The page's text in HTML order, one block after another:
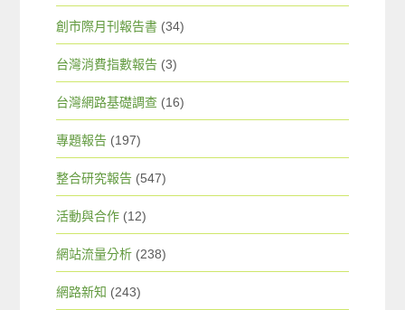
創市際月刊報告書 (34)
台灣消費指數報告 (3)
台灣網路基礎調查 (16)
專題報告 (197)
整合研究報告 (547)
活動與合作 (12)
網站流量分析 (238)
網路新知 (243)